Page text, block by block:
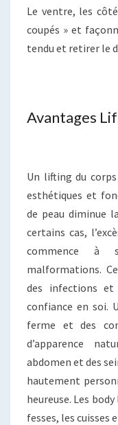
Le ventre, les
coupés » et
tendu et retirer le
Avantages
Un lifting du
esthétiques et
de peau diminue
certains cas,
commence à
malformations.
des infections
confiance en soi.
ferme et des
d’apparence
abdomen et des
hautement
heureuse. Les
fesses, les cuisses